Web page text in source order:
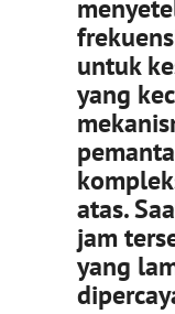
untuk
yang
atas.
jam
yang